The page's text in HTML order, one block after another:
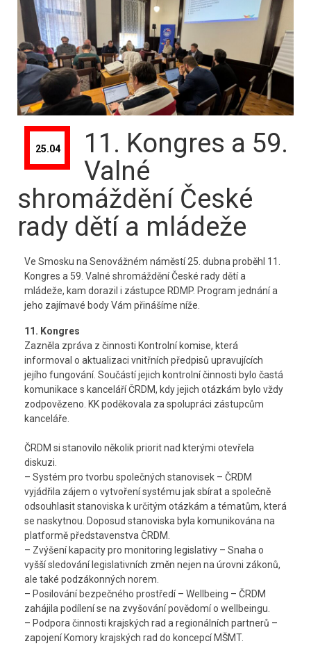
25.04
11. Kongres a 59.
Valné
shromáždění České
rady dětí a mládeže
Ve Smosku na Senovážném náměstí 25. dubna proběhl 11.
Kongres a 59. Valné shromáždění České rady dětí a
mládeže, kam dorazil i zástupce RDMP. Program jednání a
jeho zajímavé body Vám přinášíme níže.
11. Kongres
Zazněla zpráva z činnosti Kontrolní komise, která
informoval o aktualizaci vnitřních předpisů upravujících
jejího fungování. Součástí jejich kontrolní činnosti bylo častá
komunikace s kanceláří ČRDM, kdy jejich otázkám bylo vždy
zodpovězeno. KK poděkovala za spolupráci zástupcům
kanceláře.
ČRDM si stanovilo několik priorit nad kterými otevřela
diskuzi.
– Systém pro tvorbu společných stanovisek – ČRDM
vyjádřila zájem o vytvoření systému jak sbírat a společně
odsouhlasit stanoviska k určitým otázkám a tématům, která
se naskytnou. Doposud stanoviska byla komunikována na
platformě představenstva ČRDM.
– Zvýšení kapacity pro monitoring legislativy – Snaha o
vyšší sledování legislativních změn nejen na úrovni zákonů,
ale také podzákonných norem.
– Posilování bezpečného prostředí – Wellbeing – ČRDM
zahájila podílení se na zvyšování povědomí o wellbeingu.
– Podpora činnosti krajských rad a regionálních partnerů –
zapojení Komory krajských rad do koncepcí MŠMT.